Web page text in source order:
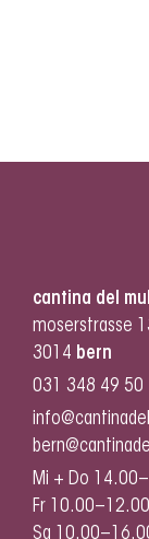
cantina del
moserstrasse
3014 bern
031 348 49 50
Mi + Do
Fr
Sa